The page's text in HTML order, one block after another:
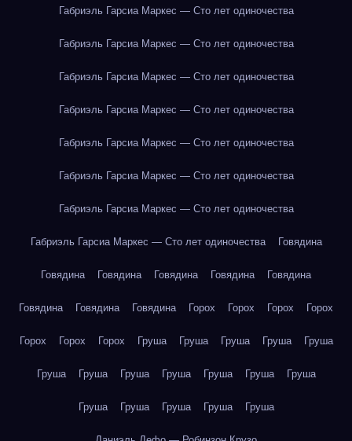
Габриэль Гарсиа Маркес — Сто лет одиночества
Габриэль Гарсиа Маркес — Сто лет одиночества
Габриэль Гарсиа Маркес — Сто лет одиночества
Габриэль Гарсиа Маркес — Сто лет одиночества
Габриэль Гарсиа Маркес — Сто лет одиночества
Габриэль Гарсиа Маркес — Сто лет одиночества
Габриэль Гарсиа Маркес — Сто лет одиночества
Габриэль Гарсиа Маркес — Сто лет одиночества Говядина
Говядина Говядина Говядина Говядина Говядина
Говядина Говядина Говядина Горох Горох Горох Горох
Горох Горох Горох Груша Груша Груша Груша Груша
Груша Груша Груша Груша Груша Груша Груша
Груша Груша Груша Груша Груша